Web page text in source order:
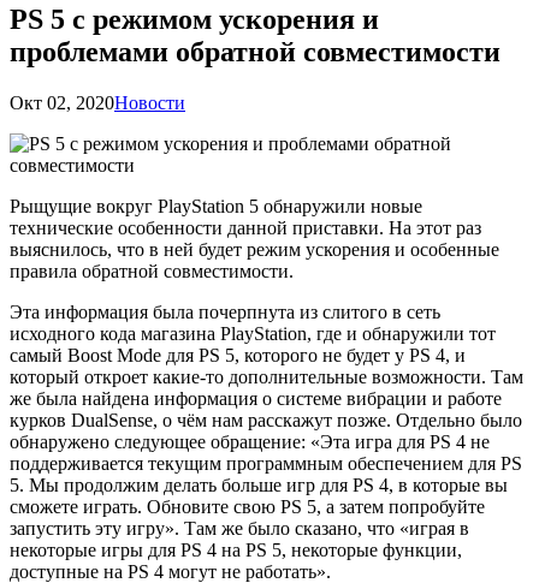
PS 5 с режимом ускорения и
проблемами обратной совместимости
Окт 02, 2020Новости
Рыщущие вокруг PlayStation 5 обнаружили новые
технические особенности данной приставки. На этот раз
выяснилось, что в ней будет режим ускорения и особенные
правила обратной совместимости.
Эта информация была почерпнута из слитого в сеть
исходного кода магазина PlayStation, где и обнаружили тот
самый Boost Mode для PS 5, которого не будет у PS 4, и
который откроет какие-то дополнительные возможности. Там
же была найдена информация о системе вибрации и работе
курков DualSense, о чём нам расскажут позже. Отдельно было
обнаружено следующее обращение: «Эта игра для PS 4 не
поддерживается текущим программным обеспечением для PS
5. Мы продолжим делать больше игр для PS 4, в которые вы
сможете играть. Обновите свою PS 5, а затем попробуйте
запустить эту игру». Там же было сказано, что «играя в
некоторые игры для PS 4 на PS 5, некоторые функции,
доступные на PS 4 могут не работать».